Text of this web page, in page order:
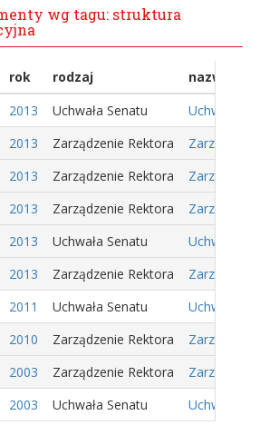
wg tagu: struktura
rok rodzaj
nazwa
2013 Uchwała Senatu
Uchwała Nr
2013 Zarządzenie Rektora
Zarządzenie
2013 Zarządzenie Rektora
Zarządzenie
2013 Zarządzenie Rektora
Zarządzenie
2013 Uchwała Senatu
Uchwała Nr
2013 Zarządzenie Rektora
Zarządzenie
2011 Uchwała Senatu
Uchwała Nr
2010 Zarządzenie Rektora
Zarządzenie
2003 Zarządzenie Rektora
Zarządzenie
2003 Uchwała Senatu Uchwała Nr